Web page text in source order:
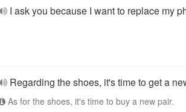
I ask you because I want to replace my
Regarding the shoes, it's time to get a
As for the shoes, it's time to buy a new pair.